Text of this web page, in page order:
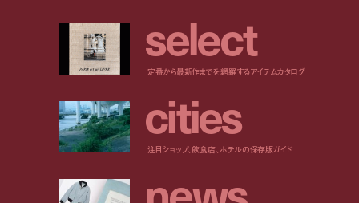
select
定番から最新作までを網羅するアイテムカタログ
cities
注目ショップ、飲食店、ホテルの保存版ガイド